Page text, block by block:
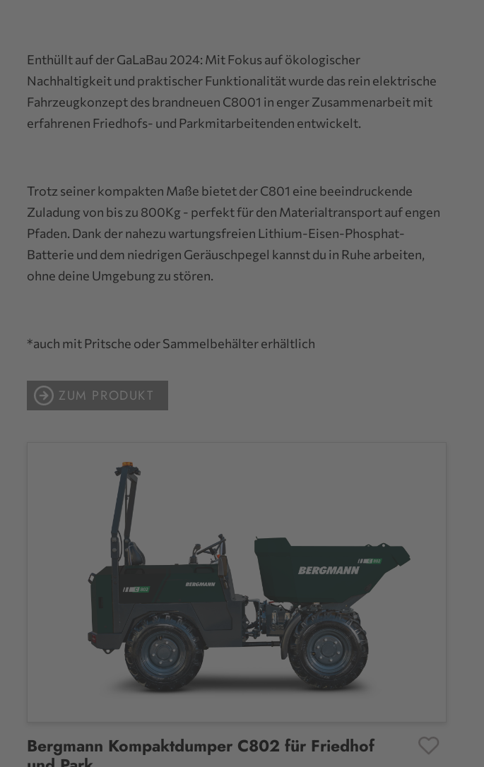
Enthüllt auf der GaLaBau 2024: Mit Fokus auf ökologischer
Nachhaltigkeit und praktischer Funktionalität wurde das rein elektrische
Fahrzeugkonzept des brandneuen C8001 in enger Zusammenarbeit mit
erfahrenen Friedhofs- und Parkmitarbeitenden entwickelt.
Trotz seiner kompakten Maße bietet der C801 eine beeindruckende
Zuladung von bis zu 800Kg - perfekt für den Materialtransport auf engen
Pfaden. Dank der nahezu wartungsfreien Lithium-Eisen-Phosphat-
Batterie und dem niedrigen Geräuschpegel kannst du in Ruhe arbeiten,
ohne deine Umgebung zu stören.
*auch mit Pritsche oder Sammelbehälter erhältlich
ZUM PRODUKT
Bergmann Kompaktdumper C802 für Friedhof Favoriten